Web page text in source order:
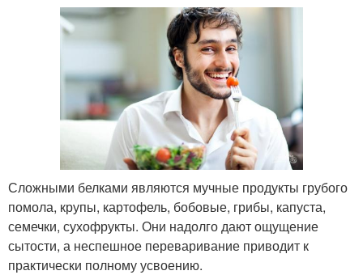
Сложными белками являются мучные продукты грубого
помола, крупы, картофель, бобовые, грибы, капуста,
семечки, сухофрукты. Они надолго дают ощущение
сытости, а неспешное переваривание приводит к
практически полному усвоению.